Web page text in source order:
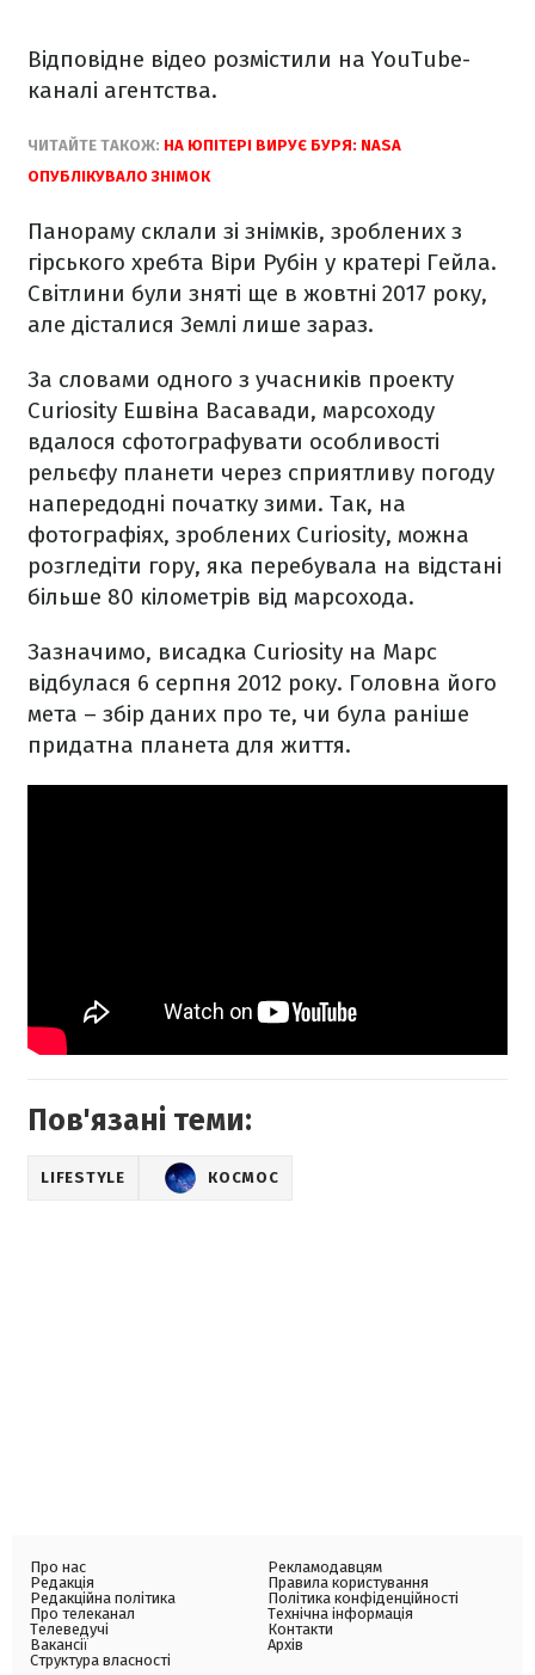
Відповідне відео розмістили на YouTube-
каналі агентства.
ЧИТАЙТЕ ТАКОЖ: НА ЮПІТЕРІ ВИРУЄ БУРЯ: NASA
ОПУБЛІКУВАЛО ЗНІМОК
Панораму склали зі знімків, зроблених з
гірського хребта Віри Рубін у кратері Гейла.
Світлини були зняті ще в жовтні 2017 року,
але дісталися Землі лише зараз.
За словами одного з учасників проекту
Curiosity Ешвіна Васавади, марсоходу
вдалося сфотографувати особливості
рельєфу планети через сприятливу погоду
напередодні початку зими. Так, на
фотографіях, зроблених Curiosity, можна
розгледіти гору, яка перебувала на відстані
більше 80 кілометрів від марсохода.
Зазначимо, висадка Curiosity на Марс
відбулася 6 серпня 2012 року. Головна його
мета – збір даних про те, чи була раніше
придатна планета для життя.
Пов'язані теми:
LIFESTYLE КОСМОС
Про нас
Редакція
Редакційна політика
Про телеканал
Телеведучі
Вакансії
Структура власності
Рекламодавцям
Правила користування
Політика конфіденційності
Технічна інформація
Контакти
Архів